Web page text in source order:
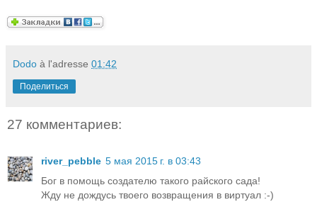
Dodo à l'adresse 01:42
Поделиться
27 комментариев:
river_pebble 5 мая 2015 г. в 03:43
Бог в помощь создателю такого райского сада!
Жду не дождусь твоего возвращения в виртуaл :-)